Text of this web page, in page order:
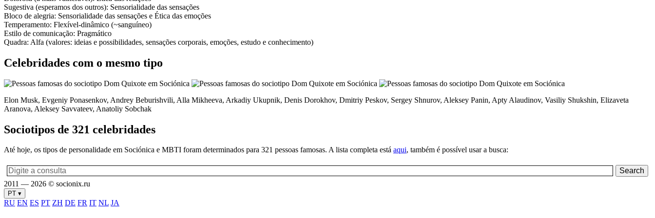
Sugestiva (esperamos dos outros): Sensorialidade das sensações
Bloco de alegria: Sensorialidade das sensações e Ética das emoções
Temperamento: Flexível-dinâmico (~sanguíneo)
Estilo de comunicação: Pragmático
Quadra: Alfa (valores: ideias e possibilidades, sensações corporais, emoções, estudo e conhecimento)
Celebridades com o mesmo tipo
Elon Musk, Evgeniy Ponasenkov, Andrey Beburishvili, Alla Mikheeva, Arkadiy Ukupnik, Denis Dorokhov, Dmitriy Peskov, Sergey Shnurov, Aleksey Panin, Apty Alaudinov, Vasiliy Shukshin, Elizaveta
Aranova, Aleksey Savvateev, Anatoliy Sobchak
Sociotipos de 321 celebridades
Até hoje, os tipos de personalidade em Sociónica e MBTI foram determinados para 321 pessoas famosas. A lista completa está aqui, também é possível usar a busca:
2011 — 2026 © socionix.ru
PT ▾
RU EN ES PT ZH DE FR IT NL JA